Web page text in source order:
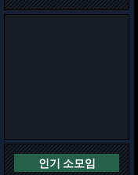
인기 소모임